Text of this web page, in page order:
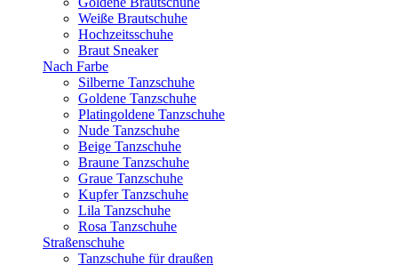
Weiße Brautschuhe
Hochzeitsschuhe
Braut Sneaker
Nach Farbe
Silberne Tanzschuhe
Goldene Tanzschuhe
Platingoldene Tanzschuhe
Nude Tanzschuhe
Beige Tanzschuhe
Braune Tanzschuhe
Graue Tanzschuhe
Kupfer Tanzschuhe
Lila Tanzschuhe
Rosa Tanzschuhe
Straßenschuhe
Tanzschuhe für draußen